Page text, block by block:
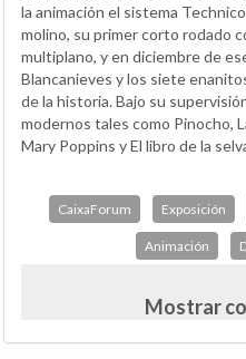
la animación el sistema
molino, su primer corto rodado
multiplano, y en diciembre de
Blancanieves y los siete
de la historia. Bajo su
modernos tales como Pinocho,
Mary Poppins y El libro de la
CaixaForum Exposición
Animación
Mostrar